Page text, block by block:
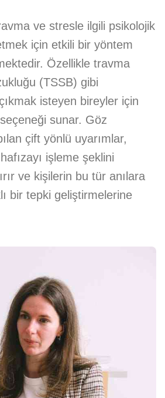
ve stresle ilgili psikolojik
için etkili bir yöntem
Özellikle travma
(TSSB) gibi
isteyen bireyler için
sunar. Göz
çift yönlü uyarımlar,
işleme şeklini
ve kişilerin bu tür anılara
bir tepki geliştirmelerine